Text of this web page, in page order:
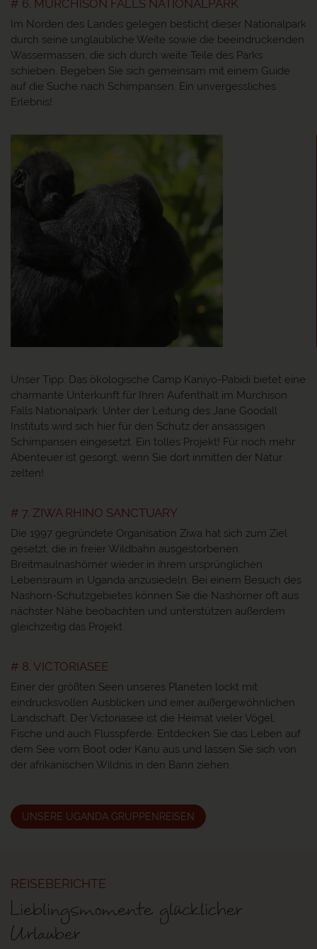
# 6. MURCHISON FALLS NATIONALPARK
Im Norden des Landes gelegen besticht dieser Nationalpark
durch seine unglaubliche Weite sowie die beeindruckenden
Wassermassen, die sich durch weite Teile des Parks
schieben. Begeben Sie sich gemeinsam mit einem Guide
auf die Suche nach Schimpansen. Ein unvergessliches
Erlebnis!
Unser Tipp: Das ökologische Camp Kaniyo-Pabidi bietet eine
charmante Unterkunft für Ihren Aufenthalt im Murchison
Falls Nationalpark. Unter der Leitung des Jane Goodall
Instituts wird sich hier für den Schutz der ansässigen
Schimpansen eingesetzt. Ein tolles Projekt! Für noch mehr
Abenteuer ist gesorgt, wenn Sie dort inmitten der Natur
zelten!
# 7. ZIWA RHINO SANCTUARY
Die 1997 gegründete Organisation Ziwa hat sich zum Ziel
gesetzt, die in freier Wildbahn ausgestorbenen
Breitmaulnashörner wieder in ihrem ursprünglichen
Lebensraum in Uganda anzusiedeln. Bei einem Besuch des
Nashorn-Schutzgebietes können Sie die Nashörner oft aus
nächster Nähe beobachten und unterstützen außerdem
gleichzeitig das Projekt.
# 8. VICTORIASEE
Einer der größten Seen unseres Planeten lockt mit
eindrucksvollen Ausblicken und einer außergewöhnlichen
Landschaft. Der Victoriasee ist die Heimat vieler Vögel,
Fische und auch Flusspferde. Entdecken Sie das Leben auf
dem See vom Boot oder Kanu aus und lassen Sie sich von
der afrikanischen Wildnis in den Bann ziehen.
UNSERE UGANDA GRUPPENREISEN
REISEBERICHTE
Lieblingsmomente glücklicher
Urlauber